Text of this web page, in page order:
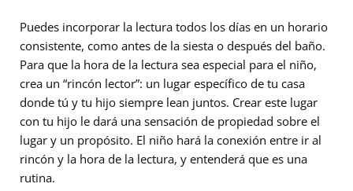
Puedes incorporar la lectura todos los días en un horario
consistente, como antes de la siesta o después del baño.
Para que la hora de la lectura sea especial para el niño,
crea un “rincón lector”: un lugar específico de tu casa
donde tú y tu hijo siempre lean juntos. Crear este lugar
con tu hijo le dará una sensación de propiedad sobre el
lugar y un propósito. El niño hará la conexión entre ir al
rincón y la hora de la lectura, y entenderá que es una
rutina.